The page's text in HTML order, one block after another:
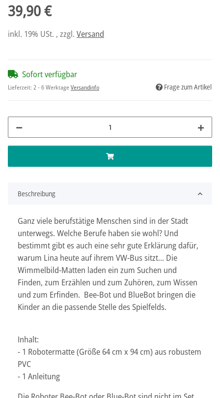
39,90 €
inkl. 19% USt. , zzgl. Versand
Sofort verfügbar
Lieferzeit: 2 - 6 WerktageVersandinfo Frage zum Artikel
Beschreibung
Ganz viele berufstätige Menschen sind in der Stadt
unterwegs. Welche Berufe haben sie wohl? Und
bestimmt gibt es auch eine sehr gute Erklärung dafür,
warum Lina heute auf ihrem VW-Bus sitzt... Die
Wimmelbild-Matten laden ein zum Suchen und
Finden, zum Erzählen und zum Zuhören, zum Wissen
und zum Erfinden. Bee-Bot und BlueBot bringen die
Kinder an die passende Stelle des Spielfelds.
Inhalt:
- 1 Robotermatte (Größe 64 cm x 94 cm) aus robustem
PVC
- 1 Anleitung